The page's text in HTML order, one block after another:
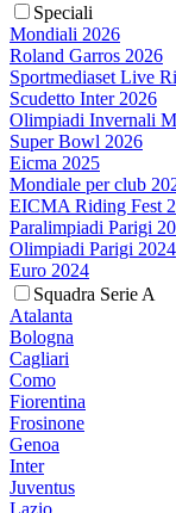
Speciali
Mondiali 2026
Roland Garros 2026
Sportmediaset Live
Scudetto Inter 2026
Olimpiadi Invernali
Super Bowl 2026
Eicma 2025
Mondiale per club
EICMA Riding Fest
Paralimpiadi Parigi
Olimpiadi Parigi 2024
Euro 2024
Squadra Serie A
Atalanta
Bologna
Cagliari
Como
Fiorentina
Frosinone
Genoa
Inter
Juventus
Lazio